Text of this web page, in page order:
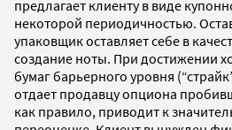
предлагает клиенту в виде
некоторой периодичностью.
упаковщик оставляет себе в
создание ноты. При достижении
бумаг барьерного уровня
отдает продавцу опциона
как правило, приводит к